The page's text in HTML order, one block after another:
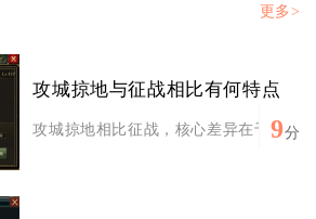
更多>
攻城掠地与征战相比有何特点
攻城掠地相比征战，核心差异在于强资
9分